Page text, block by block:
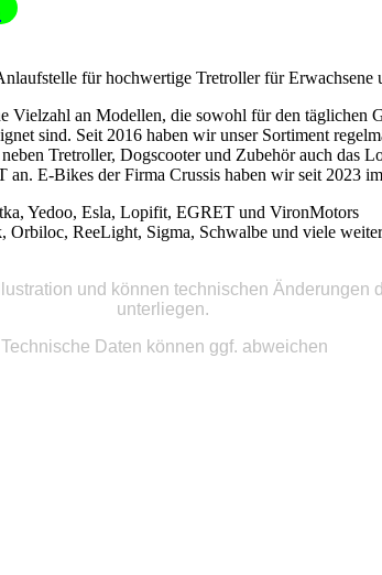
für hochwertige Tretroller für Erwachsene
Vielzahl an Modellen, die sowohl für den täglichen
sind. Seit 2016 haben wir unser Sortiment
Tretroller, Dogscooter und Zubehör auch das
an. E-Bikes der Firma Crussis haben wir seit 2023
Yedoo, Esla, Lopifit, EGRET und VironMotors
ReeLight, Sigma, Schwalbe und viele
und können technischen Änderungen
unterliegen.
Technische Daten können ggf. abweichen